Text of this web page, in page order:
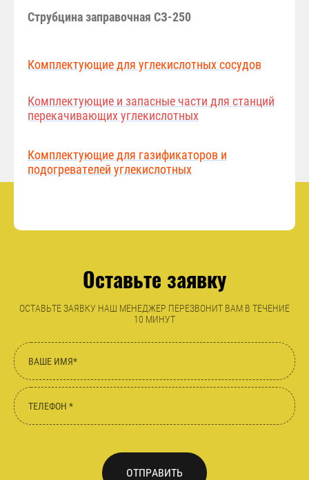
Струбцина заправочная СЗ-250
Комплектующие для углекислотных сосудов
Комплектующие и запасные части для станций
перекачивающих углекислотных
Комплектующие для газификаторов и
подогревателей углекислотных
Оставьте заявку
ОСТАВЬТЕ ЗАЯВКУ НАШ МЕНЕДЖЕР ПЕРЕЗВОНИТ ВАМ В ТЕЧЕНИЕ
10 МИНУТ
ОТПРАВИТЬ